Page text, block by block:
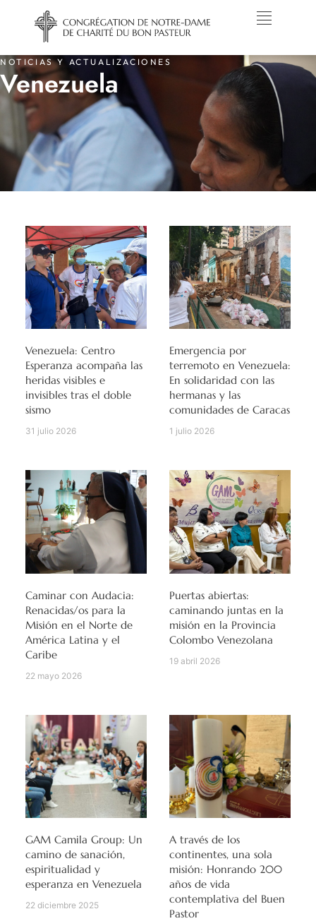
NOTICIAS Y ACTUALIZACIONES
Venezuela
Venezuela: Centro
Esperanza acompaña las
heridas visibles e
invisibles tras el doble
sismo
31 julio 2026
Emergencia por
terremoto en Venezuela:
En solidaridad con las
hermanas y las
comunidades de Caracas
1 julio 2026
Caminar con Audacia:
Renacidas/os para la
Misión en el Norte de
América Latina y el
Caribe
22 mayo 2026
Puertas abiertas:
caminando juntas en la
misión en la Provincia
Colombo Venezolana
19 abril 2026
GAM Camila Group: Un
camino de sanación,
espiritualidad y
esperanza en Venezuela
22 diciembre 2025
A través de los
continentes, una sola
misión: Honrando 200
años de vida
contemplativa del Buen
Pastor